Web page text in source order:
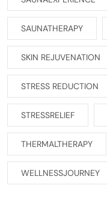
SAUNATHERAPY
SKIN REJUVENATION
STRESS REDUCTION
STRESSRELIEF
THERMALTHERAPY
WELLNESSJOURNEY